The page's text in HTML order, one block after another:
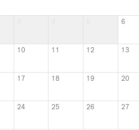
6
10 11 12 13
17 18 19 20
24 25 26 27